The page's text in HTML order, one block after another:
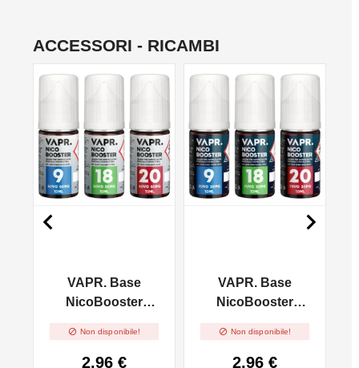
ACCESSORI - RICAMBI
VAPR. Base
NicoBooster
 Non disponibile!
2,96 €
VAPR. Base
NicoBooster
 Non disponibile!
2,96 €
 